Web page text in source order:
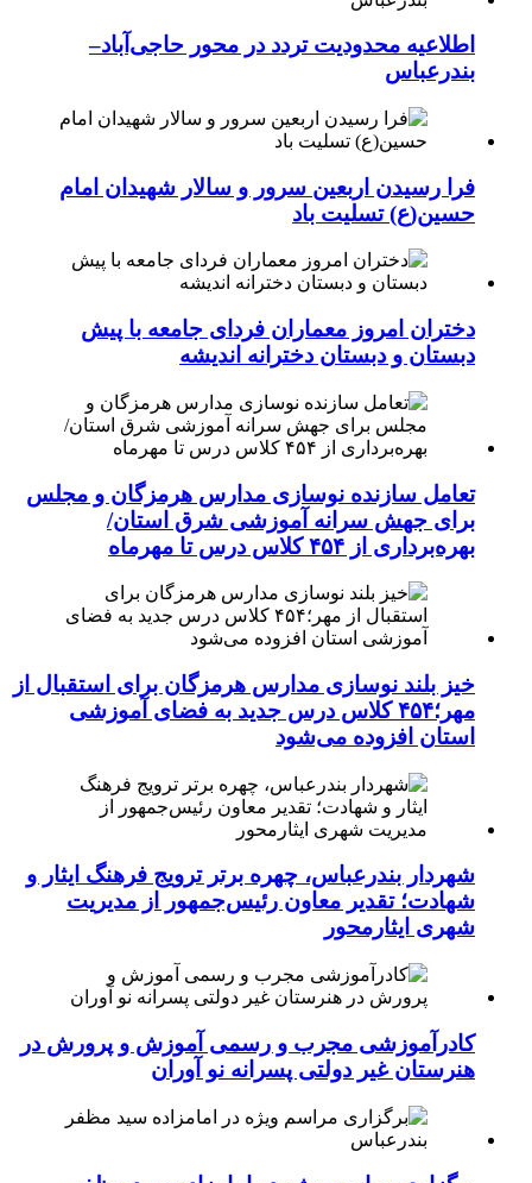
اطلاعیه محدودیت تردد در محور حاجی‌آباد–
بندرعباس
فرا رسیدن اربعین سرور و سالار شهیدان امام
حسین(ع) تسلیت باد
دختران امروز معماران فردای جامعه با پیش
دبستان و دبستان دخترانه اندیشه
تعامل سازنده نوسازی مدارس هرمزگان و مجلس
برای جهش سرانه آموزشی شرق استان/
بهره‌برداری از ۴۵۴ کلاس درس تا مهرماه
خیز بلند نوسازی مدارس هرمزگان برای استقبال از
مهر؛۴۵۴ کلاس درس جدید به فضای آموزشی
استان افزوده می‌شود
شهردار بندرعباس، چهره برتر ترویج فرهنگ ایثار و
شهادت؛ تقدیر معاون رئیس‌جمهور از مدیریت
شهری ایثارمحور
کادرآموزشی مجرب و رسمی آموزش و پرورش در
هنرستان غیر دولتی پسرانه نو آوران